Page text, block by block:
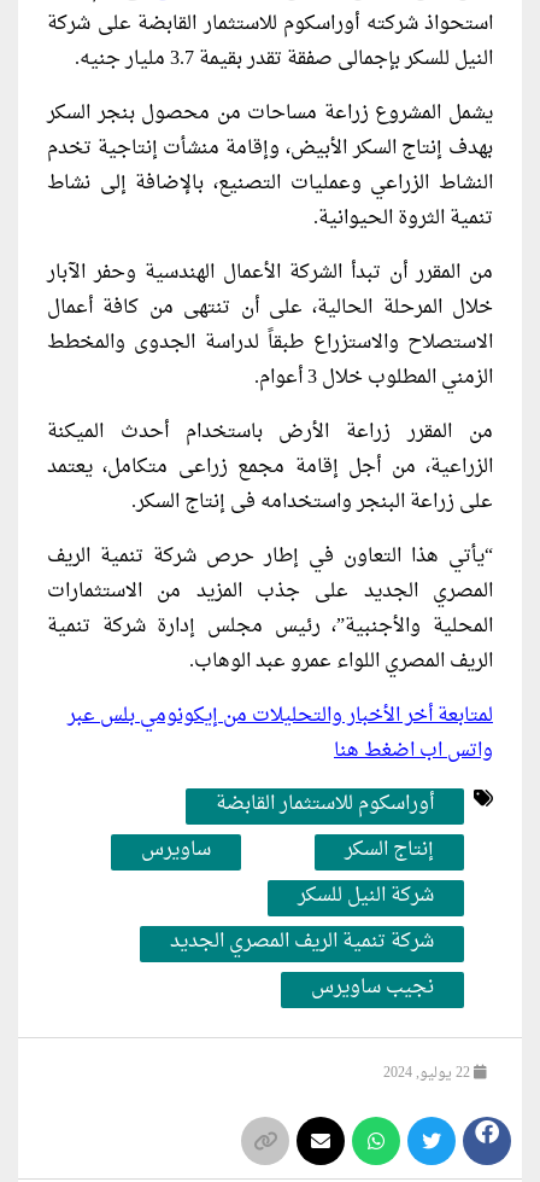
استحواذ شركته أوراسكوم للاستثمار القابضة على شركة
النيل للسكر بإجمالى صفقة تقدر بقيمة 3.7 مليار جنيه.
يشمل المشروع زراعة مساحات من محصول بنجر السكر
بهدف إنتاج السكر الأبيض، وإقامة منشأت إنتاجية تخدم
النشاط الزراعي وعمليات التصنيع، بالإضافة إلى نشاط
تنمية الثروة الحيوانية.
من المقرر أن تبدأ الشركة الأعمال الهندسية وحفر الآبار
خلال المرحلة الحالية، على أن تنتهى من كافة أعمال
الاستصلاح والاستزراع طبقاً لدراسة الجدوى والمخطط
الزمني المطلوب خلال 3 أعوام.
من المقرر زراعة الأرض باستخدام أحدث الميكنة
الزراعية، من أجل إقامة مجمع زراعى متكامل، يعتمد
على زراعة البنجر واستخدامه فى إنتاج السكر.
“يأتي هذا التعاون في إطار حرص شركة تنمية الريف
المصري الجديد على جذب المزيد من الاستثمارات
المحلية والأجنبية”، رئيس مجلس إدارة شركة تنمية
الريف المصري اللواء عمرو عبد الوهاب.
لمتابعة أخر الأخبار والتحليلات من إيكونومي بلس عبر
واتس اب اضغط هنا
أوراسكوم للاستثمار القابضة
إنتاج السكر
ساويرس
شركة النيل للسكر
شركة تنمية الريف المصري الجديد
نجيب ساويرس